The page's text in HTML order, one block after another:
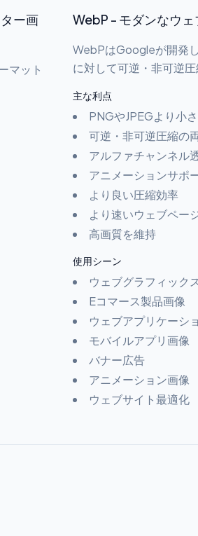
ー画
マット
WebP - モダンなウ
WebPはGoogleが開発
に対して可逆・非可逆圧
主な利点
PNGやJPEGより小
可逆・非可逆圧縮の
アルファチャンネル
アニメーションサポ
より良い圧縮効率
より速いウェブペー
高画質を維持
使用シーン
ウェブグラフィックス
Eコマース製品画像
ウェブアプリケーシ
モバイルアプリ画像
バナー広告
アニメーション画像
ウェブサイト最適化